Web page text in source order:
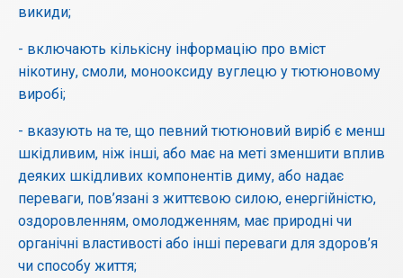
викиди;
- включають кількісну інформацію про вміст
нікотину, смоли, монооксиду вуглецю у тютюновому
виробі;
- вказують на те, що певний тютюновий виріб є менш
шкідливим, ніж інші, або має на меті зменшити вплив
деяких шкідливих компонентів диму, або надає
переваги, пов’язані з життєвою силою, енергійністю,
оздоровленням, омолодженням, має природні чи
органічні властивості або інші переваги для здоров’я
чи способу життя;